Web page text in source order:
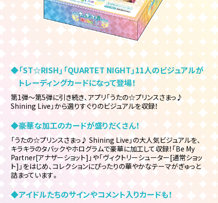
◆「ST☆RISH」「QUARTET NIGHT」11人のビジュアルが
トレーディングカードになって登場！
第1弾～第5弾に引き続き、アプリ「うたの☆プリンスさまっ♪
Shining Live」から選りすぐりのビジュアルを収録！
◆豪華な加工のカードが盛りだくさん！
「うたの☆プリンスさまっ♪ Shining Live」の大人気ビジュアルを、
キラキラのタバックやホログラムで豪華に加工して収録！「Be My
Partner[アナザーショット]」や「ヴィクトリーシューター[通常ショッ
ト]」をはじめ、コレクションにぴったりの華やかなテーマがぎゅっと
詰まっています。
◆アイドルたちのサインやコメント入りカードも！